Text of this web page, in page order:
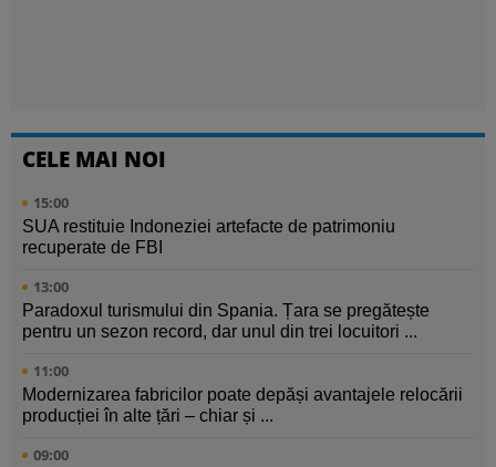
CELE MAI NOI
15:00
SUA restituie Indoneziei artefacte de patrimoniu
recuperate de FBI
13:00
Paradoxul turismului din Spania. Țara se pregătește
pentru un sezon record, dar unul din trei locuitori ...
11:00
Modernizarea fabricilor poate depăși avantajele relocării
producției în alte țări – chiar și ...
09:00